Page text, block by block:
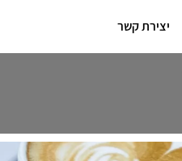
יצירת קשר